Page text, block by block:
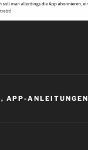
, APP-ANLEITUNGEN